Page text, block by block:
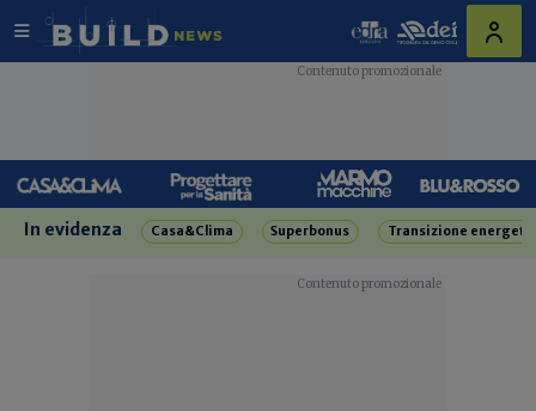
In evidenza Casa&Clima Superbonus Transizione